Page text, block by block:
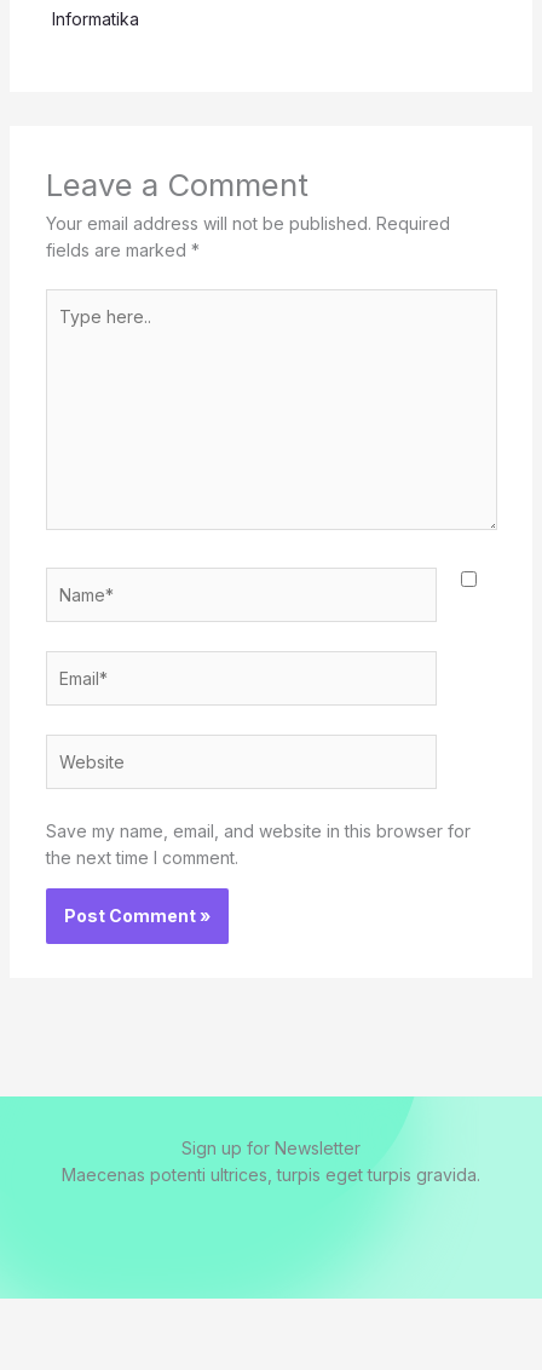
Informatika
Leave a Comment
Your email address will not be published. Required
fields are marked *
here..
Save my name, email, and website in this browser for
the next time I comment.
Sign up for Newsletter
Maecenas potenti ultrices, turpis eget turpis gravida.